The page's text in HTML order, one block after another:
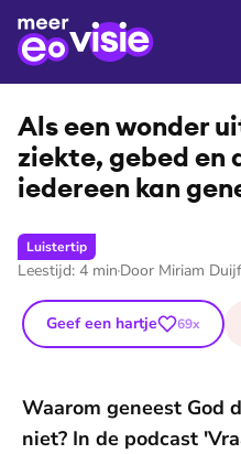
Als een wonder
ziekte, gebed en
iedereen kan
Luistertip
Leestijd: 4 min Door Miriam Duijf
Geef een hartje 69x
Waarom geneest God
niet? In de podcast